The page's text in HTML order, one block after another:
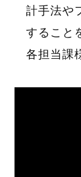
計手法や
すること
各担当課